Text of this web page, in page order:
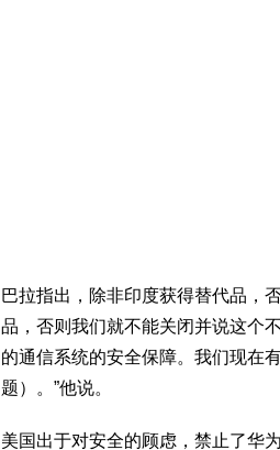
巴拉指出，除非印度获得替代品，
品，否则我们就不能关闭并说这个
的通信系统的安全保障。我们现在
题）。”他说。
美国出于对安全的顾虑，禁止了华